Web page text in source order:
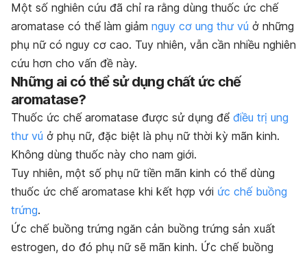
Một số nghiên cứu đã chỉ ra rằng dùng thuốc ức chế
aromatase có thể làm giảm nguy cơ ung thư vú ở những
phụ nữ có nguy cơ cao. Tuy nhiên, vẫn cần nhiều nghiên
cứu hơn cho vấn đề này.
Những ai có thể sử dụng chất ức chế
aromatase?
Thuốc ức chế aromatase được sử dụng để điều trị ung
thư vú ở phụ nữ, đặc biệt là phụ nữ thời kỳ mãn kinh.
Không dùng thuốc này cho nam giới.
Tuy nhiên, một số phụ nữ tiền mãn kinh có thể dùng
thuốc ức chế aromatase khi kết hợp với ức chế buồng
trứng.
Ức chế buồng trứng ngăn cản buồng trứng sản xuất
estrogen, do đó phụ nữ sẽ mãn kinh. Ức chế buồng